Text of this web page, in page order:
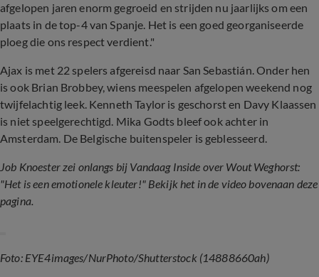
afgelopen jaren enorm gegroeid en strijden nu jaarlijks om een
plaats in de top-4 van Spanje. Het is een goed georganiseerde
ploeg die ons respect verdient."
Ajax is met 22 spelers afgereisd naar San Sebastián. Onder hen
is ook Brian Brobbey, wiens meespelen afgelopen weekend nog
twijfelachtig leek. Kenneth Taylor is geschorst en Davy Klaassen
is niet speelgerechtigd. Mika Godts bleef ook achter in
Amsterdam. De Belgische buitenspeler is geblesseerd.
Job Knoester zei onlangs bij Vandaag Inside over Wout Weghorst:
"Het is een emotionele kleuter!" Bekijk het in de video bovenaan deze
pagina.
Foto: EYE4images/NurPhoto/Shutterstock (14888660ah)